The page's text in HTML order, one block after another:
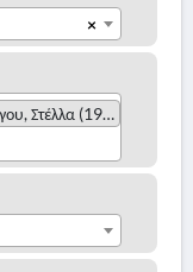
×
(1945-....)